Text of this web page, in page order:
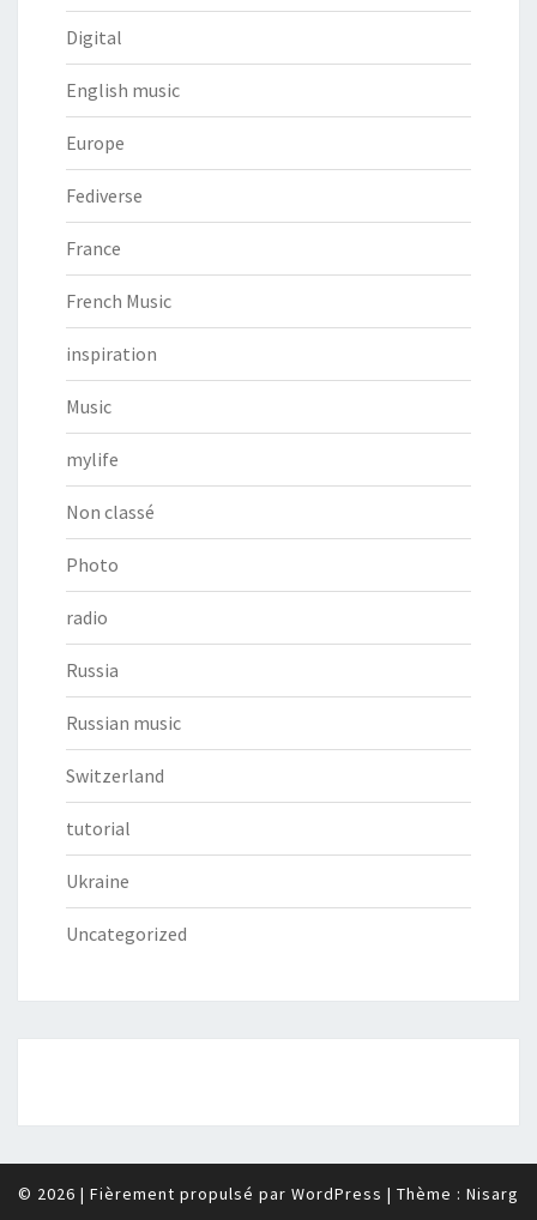
Digital
English music
Europe
Fediverse
France
French Music
inspiration
Music
mylife
Non classé
Photo
radio
Russia
Russian music
Switzerland
tutorial
Ukraine
Uncategorized
© 2026 | Fièrement propulsé par WordPress | Thème : Nisarg